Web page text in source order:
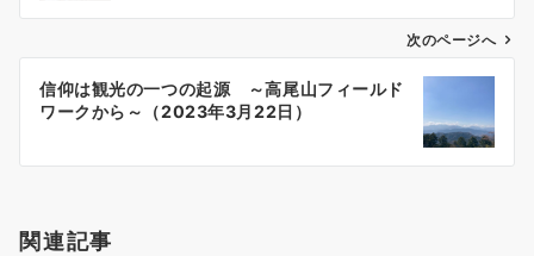
ビ
ン
次のページへ
信仰は観光の一つの起源 ～高尾山フィールド
ワークから～（2023年3月22日）
関連記事